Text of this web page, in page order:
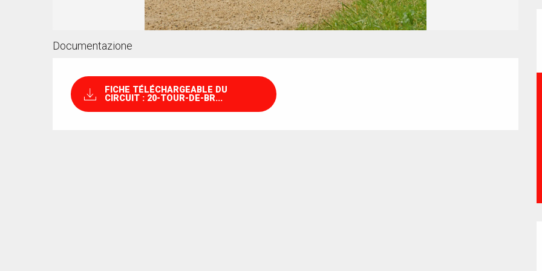
Documentazione
FICHE TÉLÉCHARGEABLE DU
CIRCUIT : 20-TOUR-DE-BR...